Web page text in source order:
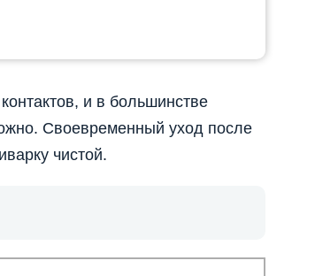
и в большинстве
Своевременный уход после
чистой.